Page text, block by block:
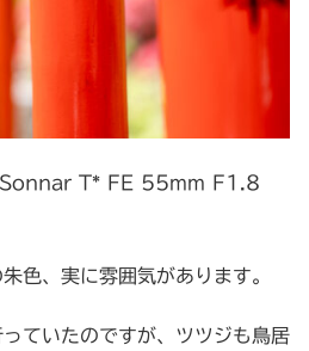
T* FE 55mm F1.8
色、実に雰囲気があります。
ていたのですが、ツツジも鳥居